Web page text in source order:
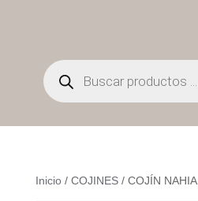
Búsqueda
de
productos
Inicio/ COJINES/ COJÍN NAHIA